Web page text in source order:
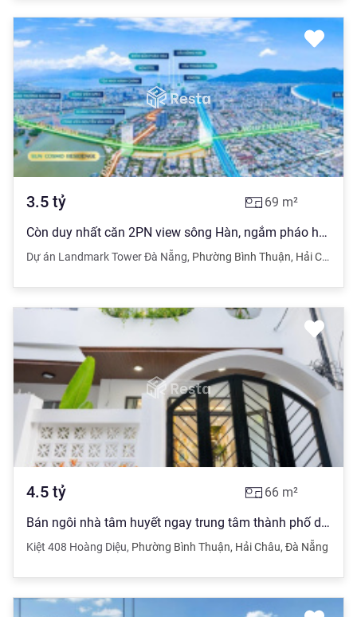
3.5 tỷ 69 m²
Còn duy nhất căn 2PN view sông Hàn, ngắm pháo hoa sổ đỏ lâu dài giá chỉ 3,5 tỷ
Dự án Landmark Tower Đà Nẵng, Phường Bình Thuận, Hải Châu
4.5 tỷ 66 m²
Bán ngôi nhà tâm huyết ngay trung tâm thành phố do vợ chồng kiến trúc sư xây dựng
Kiệt 408 Hoàng Diệu, Phường Bình Thuận, Hải Châu, Đà Nẵng